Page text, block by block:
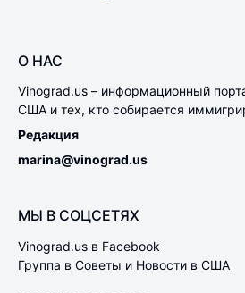
О НАС
Vinograd.us – информационный
США и тех, кто собирается
Редакция
marina@vinograd.us
МЫ В СОЦСЕТЯХ
Vinograd.us в Facebook
Группа в Советы и Новости в США